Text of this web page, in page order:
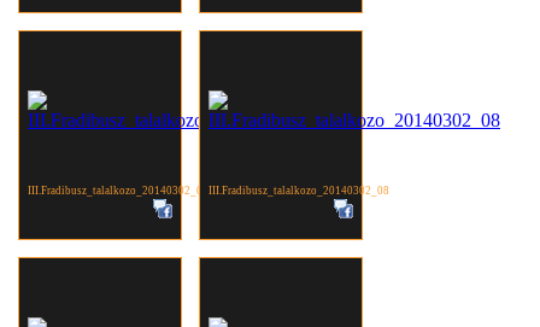
III.Fradibusz_talalkozo_20140302_07 III.Fradibusz_talalkozo_20140302_08